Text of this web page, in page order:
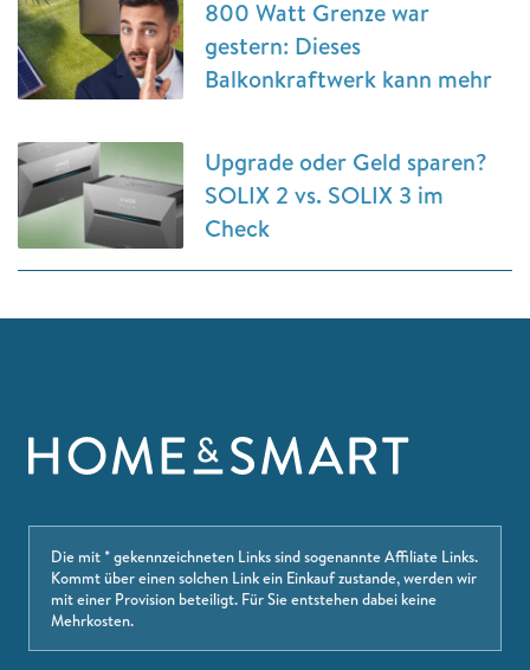
800 Watt Grenze war
gestern: Dieses
Balkonkraftwerk kann mehr
Upgrade oder Geld sparen?
SOLIX 2 vs. SOLIX 3 im
Check
Die mit * gekennzeichneten Links sind sogenannte Affiliate Links.
Kommt über einen solchen Link ein Einkauf zustande, werden wir
mit einer Provision beteiligt. Für Sie entstehen dabei keine
Mehrkosten.